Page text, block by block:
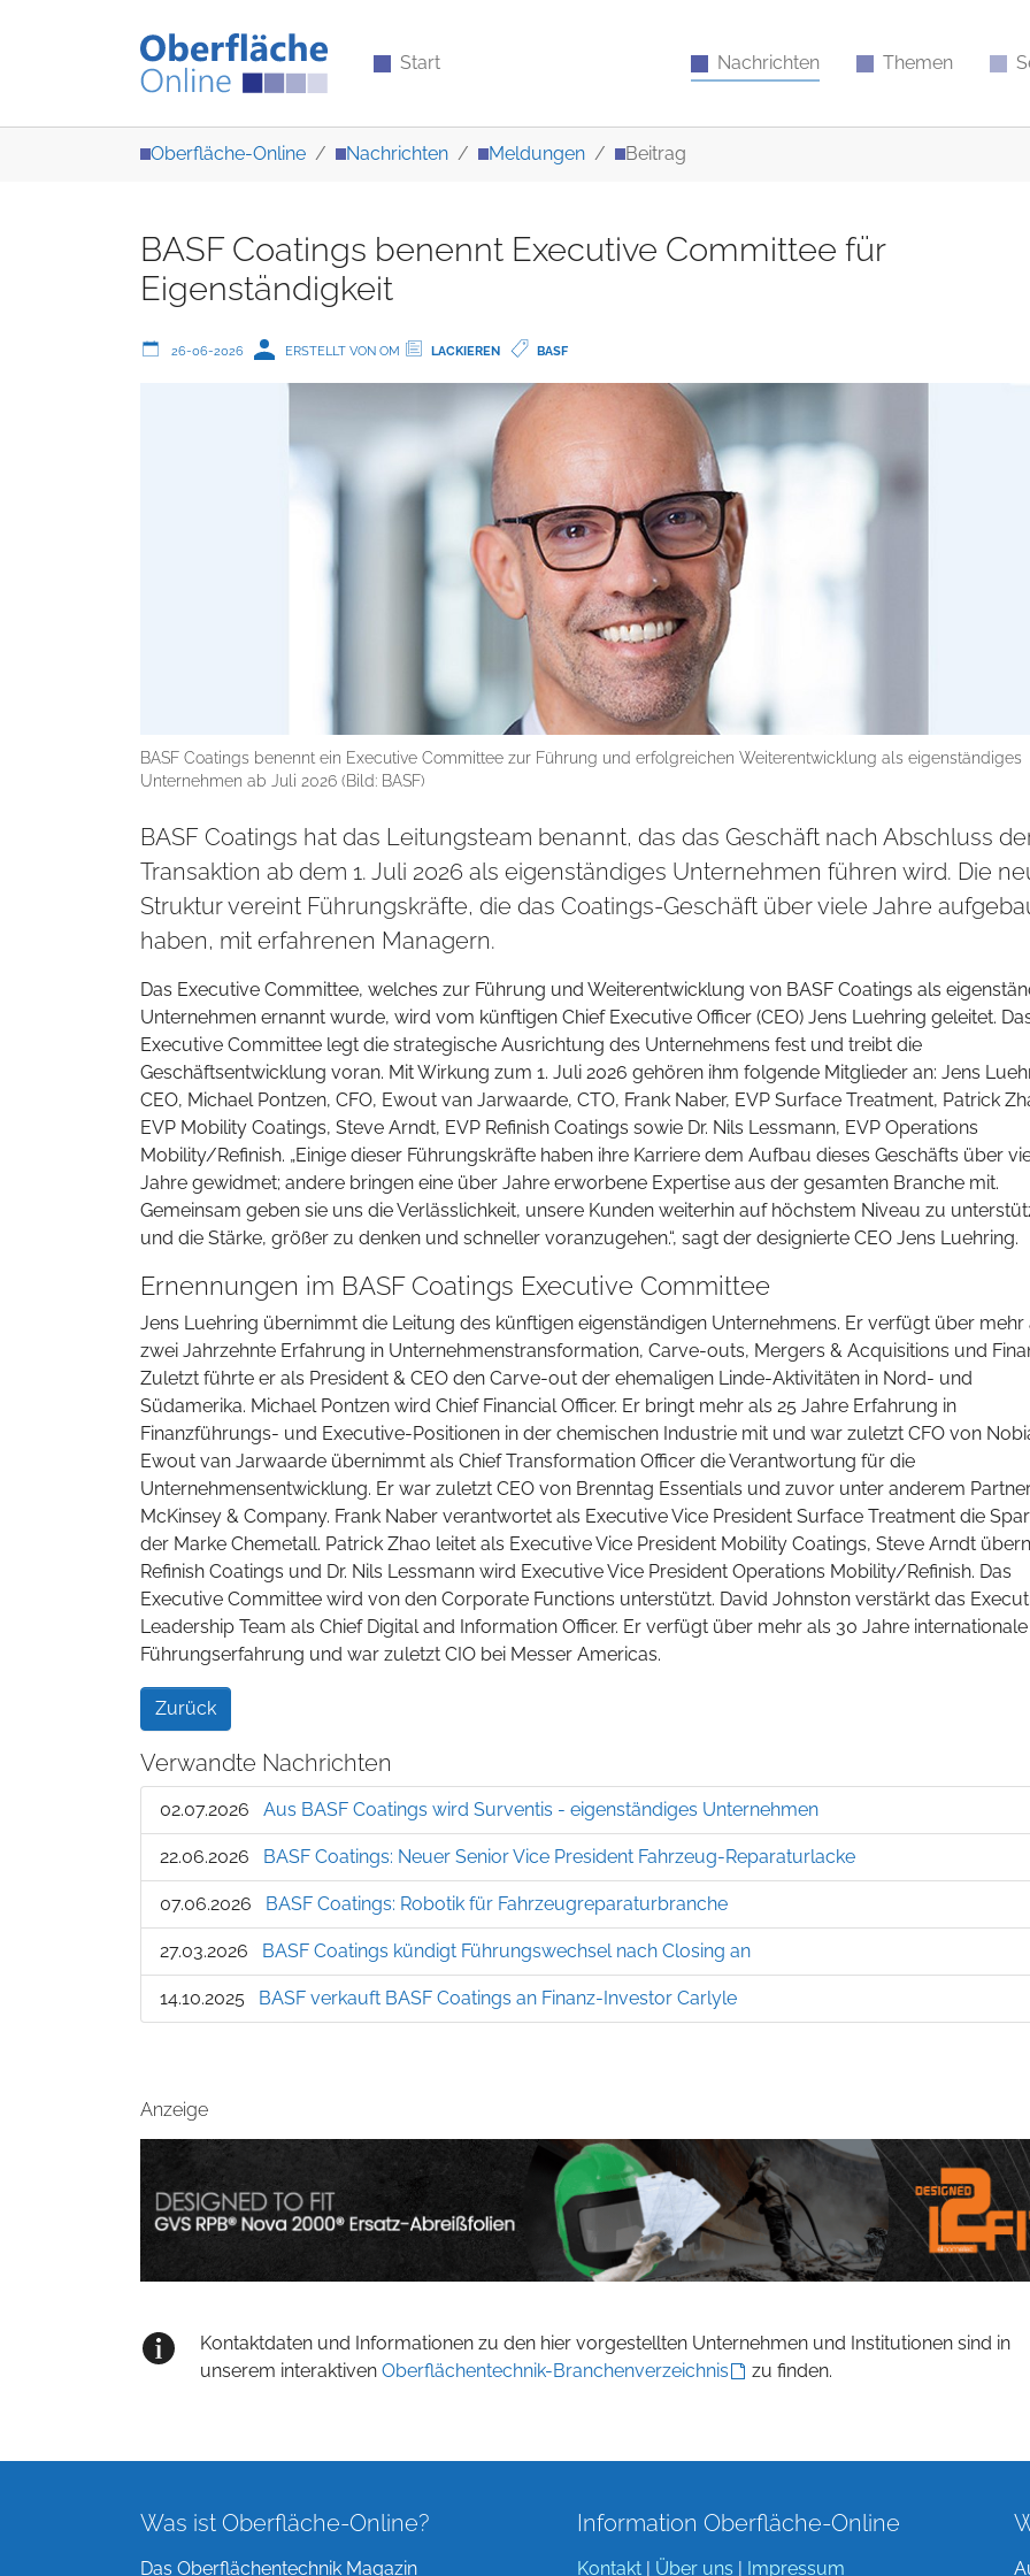
Start Nachrichten Themen
Oberfläche-Online Nachrichten Meldungen Beitrag
BASF Coatings benennt Executive Committee für
Eigenständigkeit
26-06-2026 ERSTELLT VON OM LACKIEREN BASF
BASF Coatings benennt ein Executive Committee zur Führung und erfolgreichen Weiterentwicklung als eigenständiges
Unternehmen ab Juli 2026 (Bild: BASF)
BASF Coatings hat das Leitungsteam benannt, das das Geschäft nach Abschluss
Transaktion ab dem 1. Juli 2026 als eigenständiges Unternehmen führen wird. Die
Struktur vereint Führungskräfte, die das Coatings-Geschäft über viele Jahre
haben, mit erfahrenen Managern.
Das Executive Committee, welches zur Führung und Weiterentwicklung von BASF Coatings als
Unternehmen ernannt wurde, wird vom künftigen Chief Executive Officer (CEO) Jens Luehring geleitet.
Executive Committee legt die strategische Ausrichtung des Unternehmens fest und treibt die
Geschäftsentwicklung voran. Mit Wirkung zum 1. Juli 2026 gehören ihm folgende Mitglieder an: Jens
CEO, Michael Pontzen, CFO, Ewout van Jarwaarde, CTO, Frank Naber, EVP Surface Treatment, Patrick
EVP Mobility Coatings, Steve Arndt, EVP Refinish Coatings sowie Dr. Nils Lessmann, EVP Operations
Mobility/Refinish. „Einige dieser Führungskräfte haben ihre Karriere dem Aufbau dieses Geschäfts über
Jahre gewidmet; andere bringen eine über Jahre erworbene Expertise aus der gesamten Branche mit.
Gemeinsam geben sie uns die Verlässlichkeit, unsere Kunden weiterhin auf höchstem Niveau zu
und die Stärke, größer zu denken und schneller voranzugehen.“, sagt der designierte CEO Jens Luehring.
Ernennungen im BASF Coatings Executive Committee
Jens Luehring übernimmt die Leitung des künftigen eigenständigen Unternehmens. Er verfügt über mehr
zwei Jahrzehnte Erfahrung in Unternehmenstransformation, Carve-outs, Mergers & Acquisitions und
Zuletzt führte er als President & CEO den Carve-out der ehemaligen Linde-Aktivitäten in Nord- und
Südamerika. Michael Pontzen wird Chief Financial Officer. Er bringt mehr als 25 Jahre Erfahrung in
Finanzführungs- und Executive-Positionen in der chemischen Industrie mit und war zuletzt CFO von
Ewout van Jarwaarde übernimmt als Chief Transformation Officer die Verantwortung für die
Unternehmensentwicklung. Er war zuletzt CEO von Brenntag Essentials und zuvor unter anderem
McKinsey & Company. Frank Naber verantwortet als Executive Vice President Surface Treatment die
der Marke Chemetall. Patrick Zhao leitet als Executive Vice President Mobility Coatings, Steve Arndt
Refinish Coatings und Dr. Nils Lessmann wird Executive Vice President Operations Mobility/Refinish. Das
Executive Committee wird von den Corporate Functions unterstützt. David Johnston verstärkt das
Leadership Team als Chief Digital and Information Officer. Er verfügt über mehr als 30 Jahre internationale
Führungserfahrung und war zuletzt CIO bei Messer Americas.
Zurück
Verwandte Nachrichten
02.07.2026 Aus BASF Coatings wird Surventis - eigenständiges Unternehmen
22.06.2026 BASF Coatings: Neuer Senior Vice President Fahrzeug-Reparaturlacke
07.06.2026 BASF Coatings: Robotik für Fahrzeugreparaturbranche
27.03.2026 BASF Coatings kündigt Führungswechsel nach Closing an
14.10.2025 BASF verkauft BASF Coatings an Finanz-Investor Carlyle
Anzeige
Kontaktdaten und Informationen zu den hier vorgestellten Unternehmen und Institutionen sind in
unserem interaktiven Oberflächentechnik-Branchenverzeichnis zu finden.
Was ist Oberfläche-Online?
Das Oberflächentechnik Magazin
Information Oberfläche-Online
Kontakt Über uns Impressum